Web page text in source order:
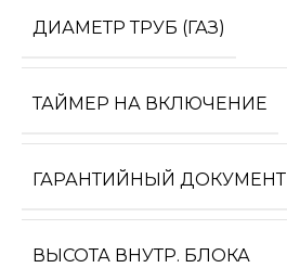
ДИАМЕТР ТРУБ (ГАЗ)
ТАЙМЕР НА ВКЛЮЧЕНИЕ
ГАРАНТИЙНЫЙ ДОКУМЕНТ
ВЫСОТА ВНУТР. БЛОКА